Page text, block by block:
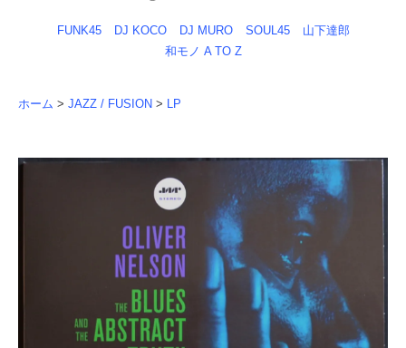
FUNK45 DJ KOCO DJ MURO SOUL45
山下達郎
和モノ A TO Z
ホーム > JAZZ / FUSION > LP